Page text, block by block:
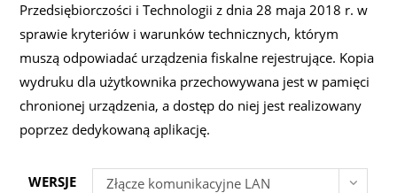
Przedsiębiorczości i Technologii z dnia 28 maja 2018 r. w
sprawie kryteriów i warunków technicznych, którym
muszą odpowiadać urządzenia fiskalne rejestrujące. Kopia
wydruku dla użytkownika przechowywana jest w pamięci
chronionej urządzenia, a dostęp do niej jest realizowany
poprzez dedykowaną aplikację.
WERSJE Złącze komunikacyjne LAN